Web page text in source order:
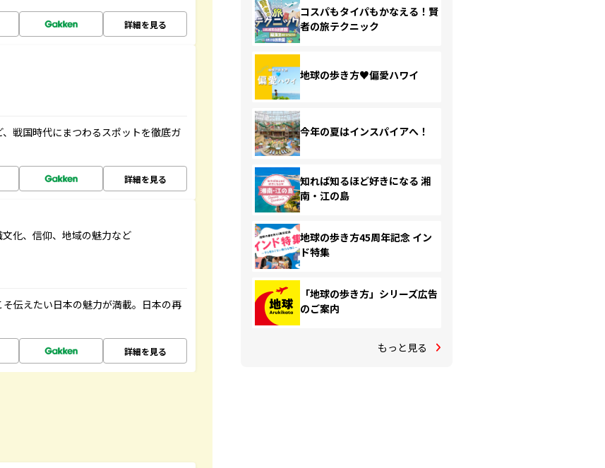
詳細を見る
戦国時代にまつわるスポットを徹底ガ
詳細を見る
化、信仰、地域の魅力など
伝えたい日本の魅力が満載。日本の再
詳細を見る
コスパもタイパもかなえる！賢
者の旅テクニック
地球の歩き方♥偏愛ハワイ
今年の夏はインスパイアへ！
知れば知るほど好きになる 湘
南・江の島
地球の歩き方45周年記念 イン
ド特集
「地球の歩き方」シリーズ広告
のご案内
もっと見る